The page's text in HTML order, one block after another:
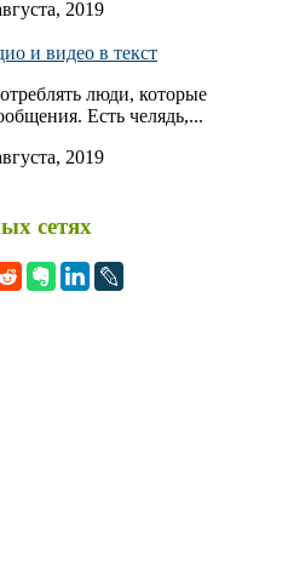
2019
и видео в текст
люди, которые
Есть челядь,...
2019
сетях